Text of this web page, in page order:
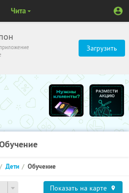
Загрузить
Чита
Дети Обучение
Показать на карте